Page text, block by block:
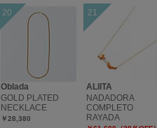
Oblada
GOLD PLATED
NECKLACE
￥28,380
ALIITA
NADADORA
COMPLETO
RAYADA